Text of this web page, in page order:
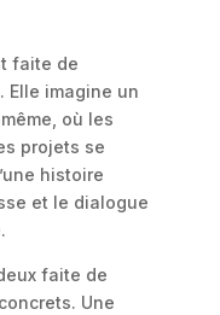
faite de
Elle imagine un
où les
projets se
histoire
et le dialogue
faite de
Une